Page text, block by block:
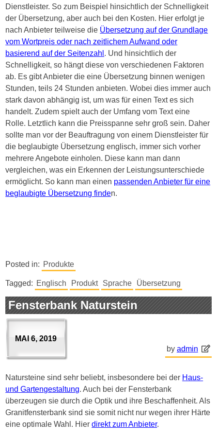
Dienstleister. So zum Beispiel hinsichtlich der Schnelligkeit
der Übersetzung, aber auch bei den Kosten. Hier erfolgt je
nach Anbieter teilweise die Übersetzung auf der Grundlage
vom Wortpreis oder nach zeitlichem Aufwand oder
basierend auf der Seitenzahl . Und hinsichtlich der
Schnelligkeit, so hängt diese von verschiedenen Faktoren
ab. Es gibt Anbieter die eine Übersetzung binnen wenigen
Stunden, teils 24 Stunden anbieten. Wobei dies immer auch
stark davon abhängig ist, um was für einen Text es sich
handelt. Zudem spielt auch der Umfang vom Text eine
Rolle. Letztlich kann die Preisspanne sehr groß sein. Daher
sollte man vor der Beauftragung von einem Dienstleister für
die beglaubigte Übersetzung englisch, immer sich vorher
mehrere Angebote einholen. Diese kann man dann
vergleichen, was ein Erkennen der Leistungsunterschiede
ermöglicht. So kann man einen passenden Anbieter für eine
beglaubigte Übersetzung finden.
Posted in: Produkte
Tagged: Englisch Produkt Sprache Übersetzung
Fensterbank Naturstein
MAI 6, 2019
by admin
Natursteine sind sehr beliebt, insbesondere bei der Haus-
und Gartengestaltung. Auch bei der Fensterbank
überzeugen sie durch die Optik und ihre Beschaffenheit. Als
Granitfensterbank sind sie somit nicht nur wegen ihrer Härte
eine optimale Wahl. Hierdirekt zum Anbieter.